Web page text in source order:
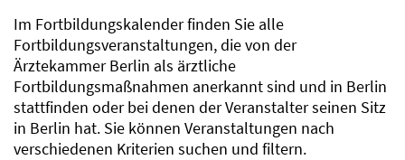
Im Fortbildungskalender finden Sie alle
Fortbildungsveranstaltungen, die von der
Ärztekammer Berlin als ärztliche
Fortbildungsmaßnahmen anerkannt sind und in Berlin
stattfinden oder bei denen der Veranstalter seinen Sitz
in Berlin hat. Sie können Veranstaltungen nach
verschiedenen Kriterien suchen und filtern.